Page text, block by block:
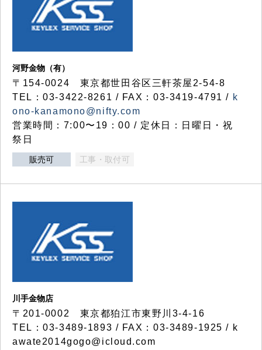
河野金物（有）
〒154-0024 東京都世田谷区三軒茶屋2-54-8
TEL：03-3422-8261 / FAX：03-3419-4791 / k
ono-kanamono@nifty.com
営業時間：7:00〜19：00 / 定休日：日曜日・祝
祭日
販売可 工事・取付可
川手金物店
〒201-0002 東京都狛江市東野川3-4-16
TEL：03-3489-1893 / FAX：03-3489-1925 / k
awate2014gogo@icloud.com